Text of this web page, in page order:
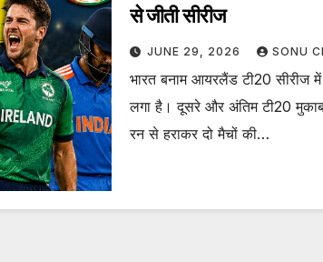
से जीती सीरीज
JUNE 29, 2026 SONU
भारत बनाम आयरलैंड टी20 सीरीज
लगा है। दूसरे और अंतिम टी20
रन से हराकर दो मैचों की…